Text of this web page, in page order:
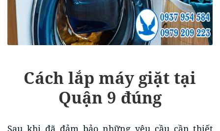
Cách lắp máy giặt tại
Quận 9 đúng
Sau khi đã đảm bảo những yêu cầu cần thiết